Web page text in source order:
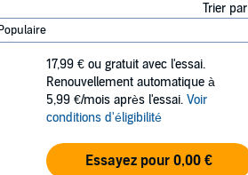
Trier par
17,99 € ou gratuit avec l'essai.
Renouvellement automatique à
5,99 €/mois après l'essai. Voir
conditions d'éligibilité
Essayez pour 0,00 €